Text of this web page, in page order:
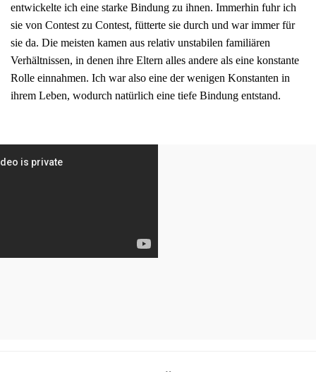
entwickelte ich eine starke Bindung zu ihnen. Immerhin fuhr ich
sie von Contest zu Contest, fütterte sie durch und war immer für
sie da. Die meisten kamen aus relativ unstabilen familiären
Verhältnissen, in denen ihre Eltern alles andere als eine konstante
Rolle einnahmen. Ich war also eine der wenigen Konstanten in
ihrem Leben, wodurch natürlich eine tiefe Bindung entstand.